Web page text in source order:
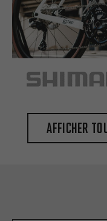
Afficher